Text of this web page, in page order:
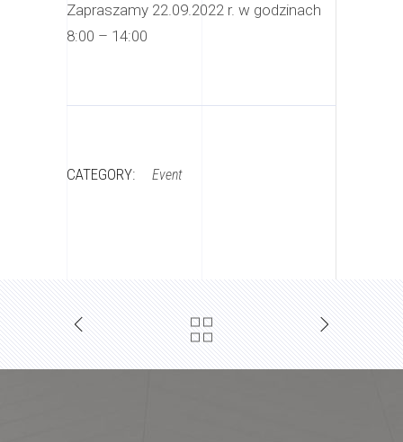
Zapraszamy 22.09.2022 r. w godzinach
8:00 – 14:00
CATEGORY: Event